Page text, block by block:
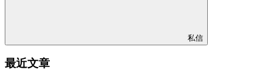
私信
最近文章